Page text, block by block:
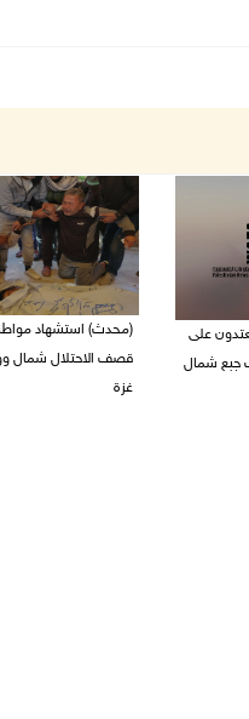
على
جبع شمال
(محدث) استشهاد
قصف الاحتلال شمال
غزة